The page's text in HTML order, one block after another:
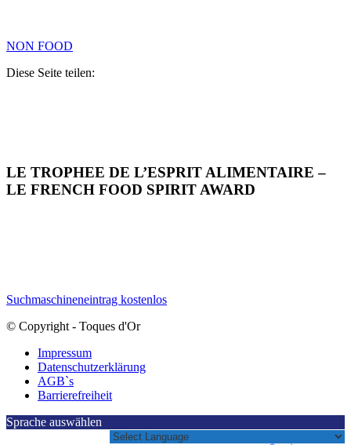
NON FOOD
Diese Seite teilen:
LE TROPHEE DE L’ESPRIT ALIMENTAIRE –
LE FRENCH FOOD SPIRIT AWARD
Suchmaschineneintrag kostenlos
© Copyright - Toques d'Or
Impressum
Datenschutzerklärung
AGB`s
Barrierefreiheit
Sprache auswählen